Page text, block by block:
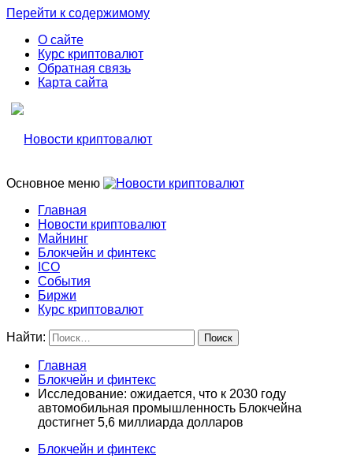
Перейти к содержимому
О сайте
Курс криптовалют
Обратная связь
Карта сайта
Новости криптовалют
Основное меню
Новости криптовалют
Главная
Новости криптовалют
Майнинг
Блокчейн и финтекс
ICO
События
Биржи
Курс криптовалют
Найти:
Главная
Блокчейн и финтекс
Исследование: ожидается, что к 2030 году
автомобильная промышленность Блокчейна
достигнет 5,6 миллиарда долларов
Блокчейн и финтекс